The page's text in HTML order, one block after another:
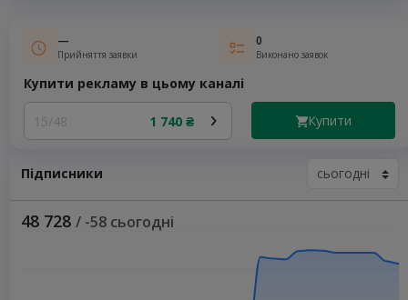
—
Прийняття заявки
0
Виконано заявок
Купити рекламу в цьому каналі
15/48 1 740 ₴ Купити
Підписники
48 728 / -58 сьогодні